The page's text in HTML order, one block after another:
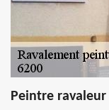
Peintre ravaleur